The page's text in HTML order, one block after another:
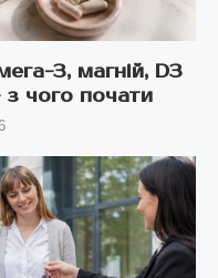
3, магній, D3
з чого почати